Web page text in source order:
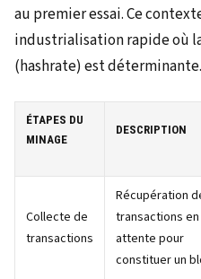
au premier essai. Ce
industrialisation rapide où
(hashrate) est déterminante.
ÉTAPES DU
MINAGE
DESCRIPTION
Collecte de
transactions
Récupération
transactions en
attente pour
constituer un